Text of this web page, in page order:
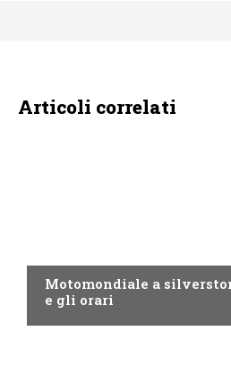
Articoli correlati
Motomondiale a
e gli orari